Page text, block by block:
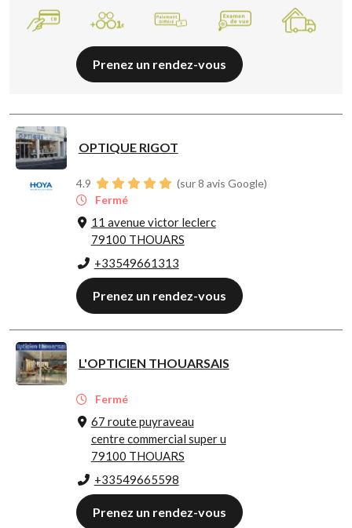
Prenez un rendez-vous
OPTIQUE RIGOT
4.9
(sur 8 avis Google)
Fermé
11 avenue victor leclerc
79100 THOUARS
+33549661313
Prenez un rendez-vous
L'OPTICIEN THOUARSAIS
Fermé
67 route puyraveau
centre commercial super u
79100 THOUARS
+33549665598
Prenez un rendez-vous